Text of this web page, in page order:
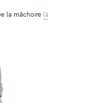
la mâchoire là